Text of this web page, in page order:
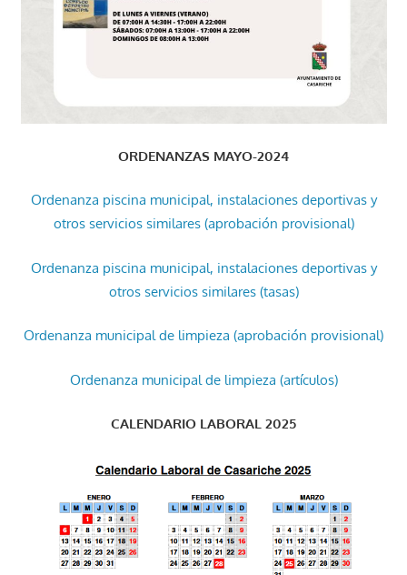
ORDENANZAS MAYO-2024
Ordenanza piscina municipal, instalaciones deportivas y
otros servicios similares (aprobación provisional)
Ordenanza piscina municipal, instalaciones deportivas y
otros servicios similares (tasas)
Ordenanza municipal de limpieza (aprobación provisional)
Ordenanza municipal de limpieza (artículos)
CALENDARIO LABORAL 2025